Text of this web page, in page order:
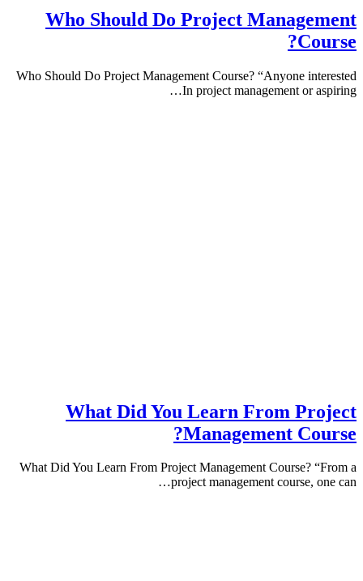
Who Should Do Project
Who Should Do Project Management Course? “Anyone
In project management or
What Did You Learn From
Management
What Did You Learn From Project Management Course?
project management course,